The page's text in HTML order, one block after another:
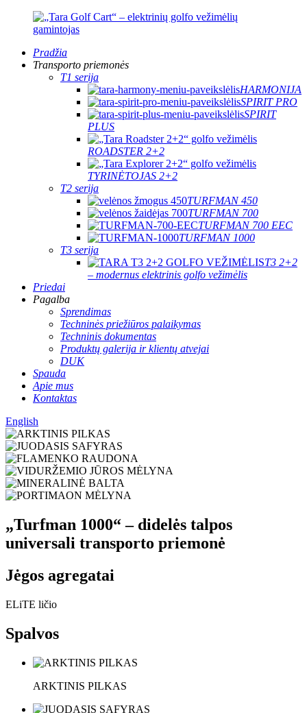
Pradžia
Transporto priemonės
T1 serija
HARMONIJA
SPIRIT PRO
SPIRIT
PLUS
ROADSTER 2+2
TYRINĖTOJAS 2+2
T2 serija
TURFMAN 450
TURFMAN 700
TURFMAN 700 EEC
TURFMAN 1000
T3 serija
T3 2+2
– modernus elektrinis golfo vežimėlis
Priedai
Pagalba
Sprendimas
Techninės priežiūros palaikymas
Techninis dokumentas
Produktų galerija ir klientų atvejai
DUK
Spauda
Apie mus
Kontaktas
English
„Turfman 1000“ – didelės talpos
universali transporto priemonė
Jėgos agregatai
ELiTE ličio
Spalvos
ARKTINIS PILKAS